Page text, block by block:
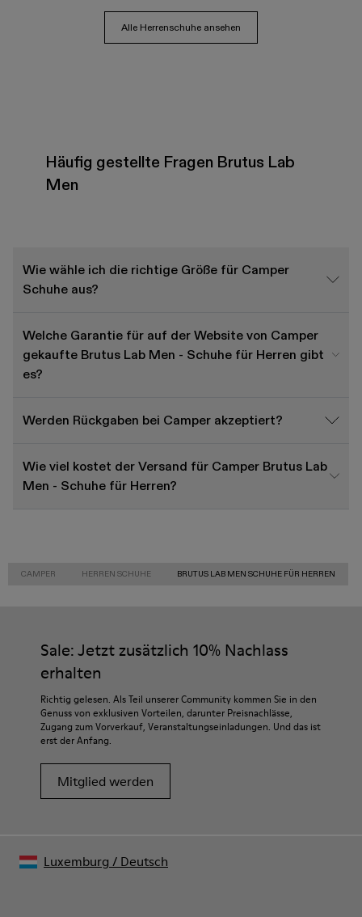
Alle Herrenschuhe ansehen
Häufig gestellte Fragen Brutus Lab
Men
Wie wähle ich die richtige Größe für Camper
Schuhe aus?
Welche Garantie für auf der Website von Camper
gekaufte Brutus Lab Men - Schuhe für Herren gibt
es?
Werden Rückgaben bei Camper akzeptiert?
Wie viel kostet der Versand für Camper Brutus Lab
Men - Schuhe für Herren?
CAMPER HERREN SCHUHE BRUTUS LAB MEN SCHUHE FÜR HERREN
Sale: Jetzt zusätzlich 10% Nachlass
erhalten
Richtig gelesen. Als Teil unserer Community kommen Sie in den
Genuss von exklusiven Vorteilen, darunter Preisnachlässe,
Zugang zum Vorverkauf, Veranstaltungseinladungen. Und das ist
erst der Anfang.
Mitglied werden
Luxemburg / Deutsch